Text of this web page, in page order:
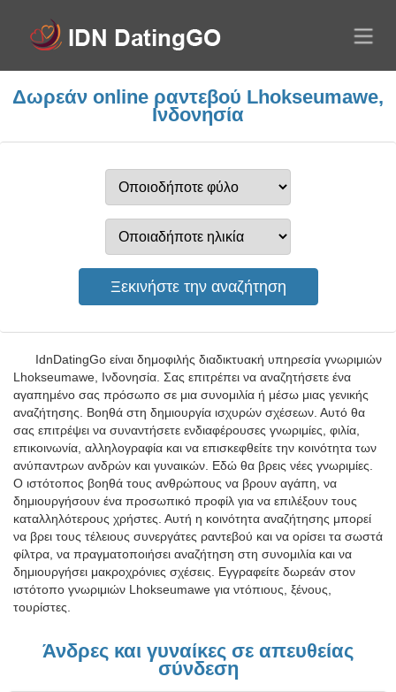
Δωρεάν online ραντεβού Lhokseumawe,
Ινδονησία
IdnDatingGo είναι δημοφιλής διαδικτυακή υπηρεσία γνωριμιών
Lhokseumawe, Ινδονησία. Σας επιτρέπει να αναζητήσετε ένα
αγαπημένο σας πρόσωπο σε μια συνομιλία ή μέσω μιας γενικής
αναζήτησης. Βοηθά στη δημιουργία ισχυρών σχέσεων. Αυτό θα
σας επιτρέψει να συναντήσετε ενδιαφέρουσες γνωριμίες, φιλία,
επικοινωνία, αλληλογραφία και να επισκεφθείτε την κοινότητα των
ανύπαντρων ανδρών και γυναικών. Εδώ θα βρεις νέες γνωριμίες.
Ο ιστότοπος βοηθά τους ανθρώπους να βρουν αγάπη, να
δημιουργήσουν ένα προσωπικό προφίλ για να επιλέξουν τους
καταλληλότερους χρήστες. Αυτή η κοινότητα αναζήτησης μπορεί
να βρει τους τέλειους συνεργάτες ραντεβού και να ορίσει τα σωστά
φίλτρα, να πραγματοποιήσει αναζήτηση στη συνομιλία και να
δημιουργήσει μακροχρόνιες σχέσεις. Εγγραφείτε δωρεάν στον
ιστότοπο γνωριμιών Lhokseumawe για ντόπιους, ξένους,
τουρίστες.
Άνδρες και γυναίκες σε απευθείας
σύνδεση